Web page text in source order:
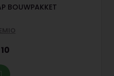
BOUWPAKKET
10